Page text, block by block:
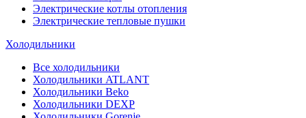
Электрические котлы отопления
Электрические тепловые пушки
Холодильники
Все холодильники
Холодильники ATLANT
Холодильники Beko
Холодильники DEXP